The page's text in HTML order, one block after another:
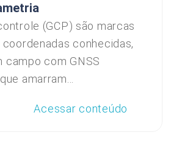
(GCP) são marcas
conhecidas,
campo com GNSS
amarram...
Acessar conteúdo